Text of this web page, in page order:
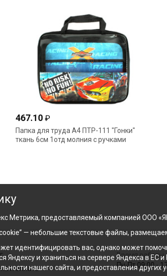
467.10 ₽
Папка для труда А4 ПТР-111 "Гонки"
ткань 6см 1отд молния с ручками
и оплата
Время работы
Пн-Пт 09:00 -
Метрика, предоставляемый компанией ООО
— небольшие текстовые файлы,
идентифицировать вас, однако может
Яндексу и храниться на сервере Яндекса в
нашего сайта, и предоставления